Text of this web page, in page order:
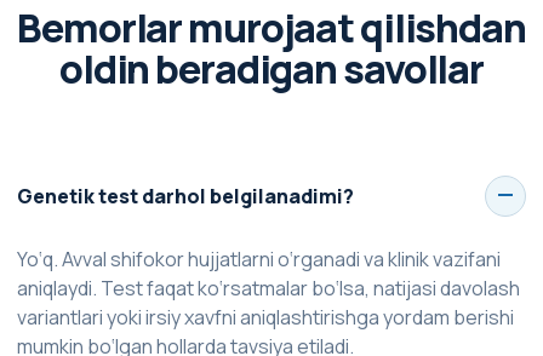
Bemorlar murojaat qilishdan
oldin beradigan savollar
Genetik test darhol belgilanadimi?
Yo‘q. Avval shifokor hujjatlarni o‘rganadi va klinik vazifani
aniqlaydi. Test faqat ko‘rsatmalar bo‘lsa, natijasi davolash
variantlari yoki irsiy xavfni aniqlashtirishga yordam berishi
mumkin bo‘lgan hollarda tavsiya etiladi.